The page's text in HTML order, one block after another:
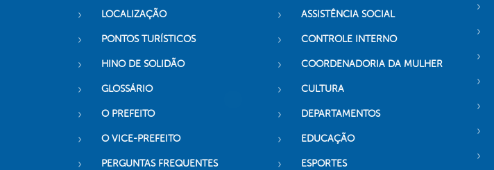
LOCALIZAÇÃO
PONTOS TURÍSTICOS
HINO DE SOLIDÃO
GLOSSÁRIO
O PREFEITO
O VICE-PREFEITO
PERGUNTAS FREQUENTES
ASSISTÊNCIA SOCIAL
CONTROLE INTERNO
COORDENADORIA DA MULHER
CULTURA
DEPARTAMENTOS
EDUCAÇÃO
ESPORTES